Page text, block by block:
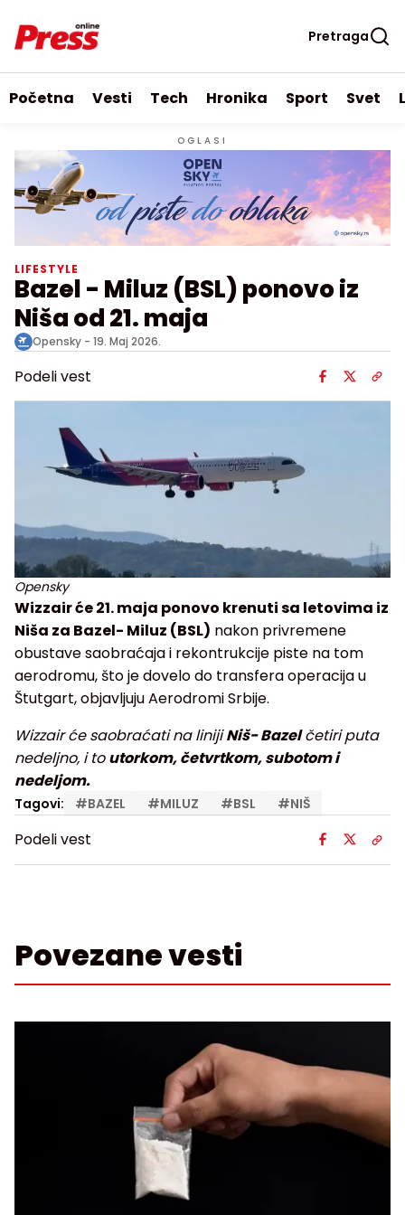
Pretraga
Početna Vesti Tech Hronika Sport Svet
OGLASI
LIFESTYLE
Bazel - Miluz (BSL) ponovo iz
Niša od 21. maja
Opensky - 19. Maj 2026.
Podeli vest
Opensky
Wizzair će 21. maja ponovo krenuti sa letovima iz
Niša za Bazel- Miluz (BSL) nakon privremene
obustave saobraćaja i rekontrukcije piste na tom
aerodromu, što je dovelo do transfera operacija u
Štutgart, objavljuju Aerodromi Srbije.
Wizzair će saobraćati na liniji Niš- Bazel četiri puta
nedeljno, i to utorkom, četvrtkom, subotom i
nedeljom.
Tagovi: #BAZEL #MILUZ #BSL #NIŠ
Podeli vest
Povezane vesti